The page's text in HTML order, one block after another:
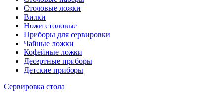
Столовые ложки
Вилки
Ножи столовые
Приборы для сервировки
Чайные ложки
Кофейные ложки
Десертные приборы
Детские приборы
Сервировка стола